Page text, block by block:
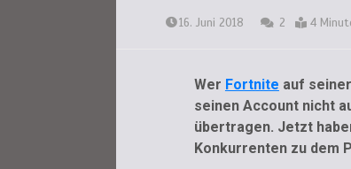
16. Juni 2018 2 4
Wer Fortnite auf seiner
seinen Account nicht
übertragen. Jetzt
Konkurrenten zu dem